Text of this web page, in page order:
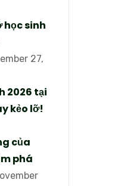
học sinh
27,
2026 tại
kẻo lỡ!
của
phá